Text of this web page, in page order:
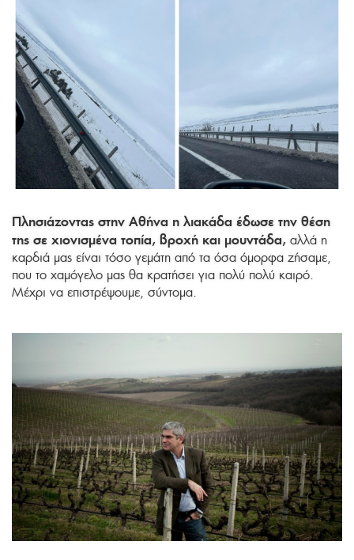
Πλησιάζοντας στην Αθήνα η λιακάδα έδωσε την θέση
της σε χιονισμένα τοπία, βροχή και μουντάδα, αλλά η
καρδιά μας είναι τόσο γεμάτη από τα όσα όμορφα ζήσαμε,
που το χαμόγελο μας θα κρατήσει για πολύ πολύ καιρό.
Μέχρι να επιστρέψουμε, σύντομα.